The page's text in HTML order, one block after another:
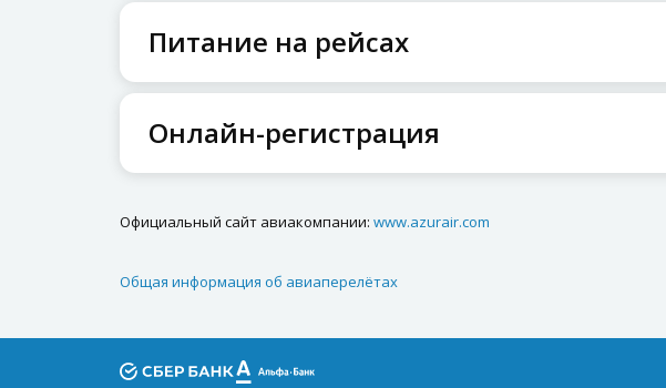
Питание на рейсах
Онлайн-регистрация
Официальный сайт авиакомпании: www.azurair.com
Общая информация об авиаперелётах